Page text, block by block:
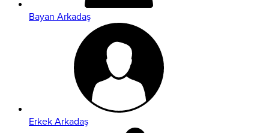
Bayan Arkadaş
Erkek Arkadaş